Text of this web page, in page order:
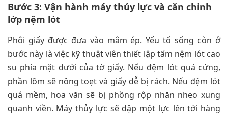
Bước 3: Vận hành máy thủy lực và căn chỉnh
lớp nệm lót
Phôi giấy được đưa vào mâm ép. Yếu tố sống còn ở
bước này là việc kỹ thuật viên thiết lập tấm nệm lót cao
su phía mặt dưới của tờ giấy. Nếu đệm lót quá cứng,
phần lõm sẽ nông toẹt và giấy dễ bị rách. Nếu đệm lót
quá mềm, hoa văn sẽ bị phồng rộp nhăn nheo xung
quanh viền. Máy thủy lực sẽ dập một lực lên tới hàng